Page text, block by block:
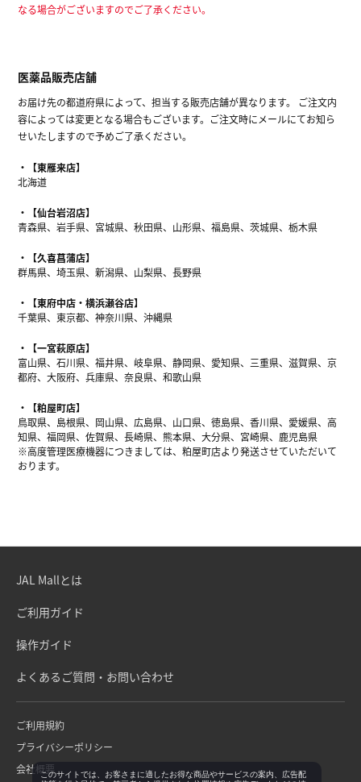
なる場合がございますのでご了承ください。
医薬品販売店舗
お届け先の都道府県によって、担当する販売店舗が異なります。 ご注文内
容によっては変更となる場合もございます。ご注文時にメールにてお知ら
せいたしますので予めご了承ください。
【東雁来店】
北海道
【仙台岩沼店】
青森県、岩手県、宮城県、秋田県、山形県、福島県、茨城県、栃木県
【久喜菖蒲店】
群馬県、埼玉県、新潟県、山梨県、長野県
【東府中店・横浜瀬谷店】
千葉県、東京都、神奈川県、沖縄県
【一宮萩原店】
富山県、石川県、福井県、岐阜県、静岡県、愛知県、三重県、滋賀県、京
都府、大阪府、兵庫県、奈良県、和歌山県
【粕屋町店】
鳥取県、島根県、岡山県、広島県、山口県、徳島県、香川県、愛媛県、高
知県、福岡県、佐賀県、長崎県、熊本県、大分県、宮崎県、鹿児島県
※高度管理医療機器につきましては、粕屋町店より発送させていただいて
おります。
JAL Mallとは
ご利用ガイド
操作ガイド
よくあるご質問・お問い合わせ
ご利用規約
プライバシーポリシー
会社概要このサイトでは、お客さまに適したお得な商品やサービスの案内、広告配